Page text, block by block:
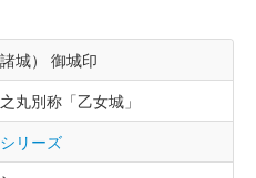
城） 御城印
丸別称「乙女城」
リーズ